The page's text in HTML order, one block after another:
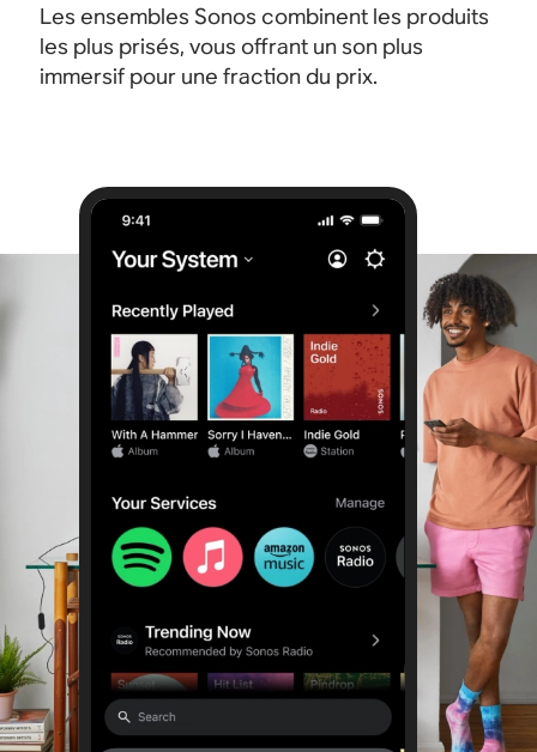
Les ensembles Sonos combinent les produits
les plus prisés, vous offrant un son plus
immersif pour une fraction du prix.